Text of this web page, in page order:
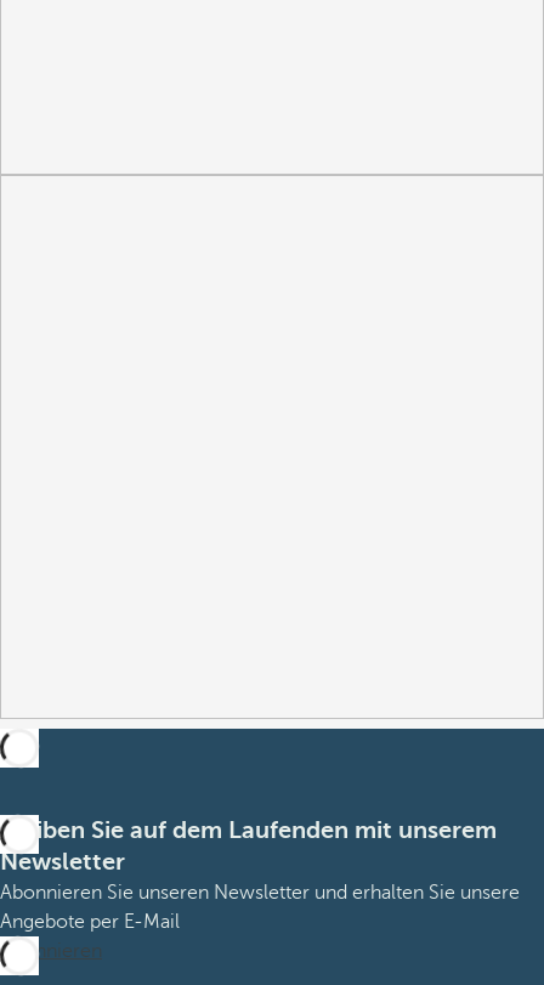
Bleiben Sie auf dem Laufenden mit unserem
Newsletter
Abonnieren Sie unseren Newsletter und erhalten Sie unsere
Angebote per E-Mail
Abonnieren